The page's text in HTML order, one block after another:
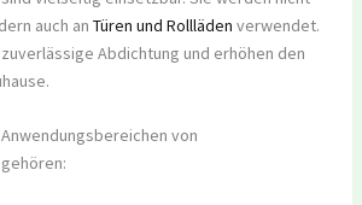
auch an Türen und Rollläden verwendet.
Abdichtung und erhöhen den
von